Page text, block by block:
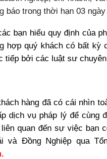
báo trong thời hạn 03
bạn hiểu quy định của
hợp quý khách có bất kỳ
tiếp bởi các luật sư
hàng đã có cái nhìn
dịch vụ pháp lý để cùng
quan đến sự việc bạn
và Đồng Nghiệp qua